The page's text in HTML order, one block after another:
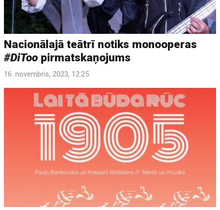
Nacionālajā teātrī notiks monooperas
#DiToo pirmatskaņojums
16. novembris, 2023, 12:25